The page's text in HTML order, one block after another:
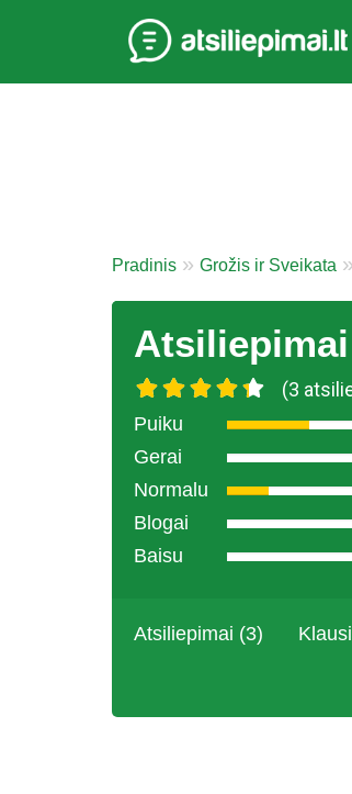
Pradinis Grožis ir Sveikata
Atsiliepimai
(3
Puiku
Gerai
Normalu
Blogai
Baisu
Atsiliepimai (3)